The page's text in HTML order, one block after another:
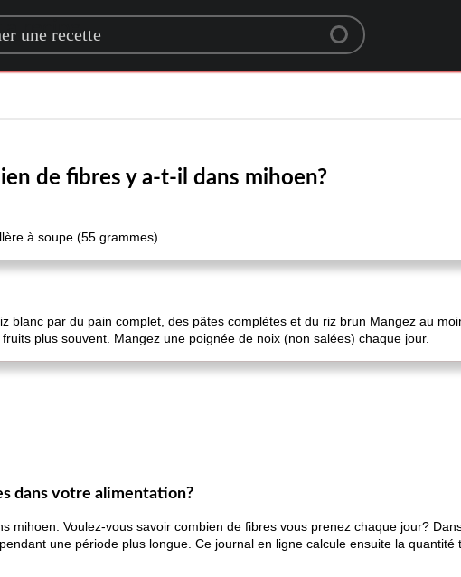
a recipe
de fibres y a-t-il dans mihoen?
à soupe (55 grammes)
blanc par du pain complet, des pâtes complètes et du riz brun Mangez au
plus souvent. Mangez une poignée de noix (non salées) chaque jour.
dans votre alimentation?
mihoen. Voulez-vous savoir combien de fibres vous prenez chaque jour?
une période plus longue. Ce journal en ligne calcule ensuite la quantité